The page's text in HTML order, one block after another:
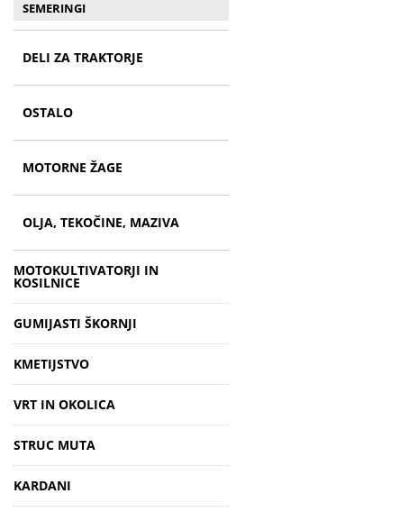
SEMERINGI
DELI ZA TRAKTORJE
OSTALO
MOTORNE ŽAGE
OLJA, TEKOČINE, MAZIVA
MOTOKULTIVATORJI IN
KOSILNICE
GUMIJASTI ŠKORNJI
KMETIJSTVO
VRT IN OKOLICA
STRUC MUTA
KARDANI